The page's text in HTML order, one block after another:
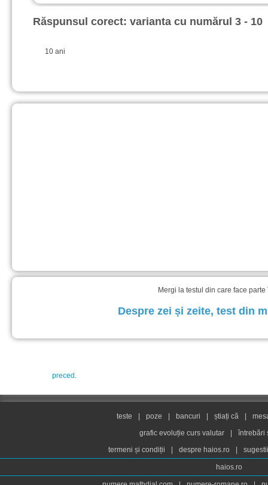
Răspunsul corect: varianta cu numărul 3 - 10
10 ani
Mergi la testul din care face
Despre zei și zeite, test din
preced.
teste poze bancuri știați că
grafic evoluție curs valutar
întrebări
termeni și condiții
despre haios.ro
haios.ro